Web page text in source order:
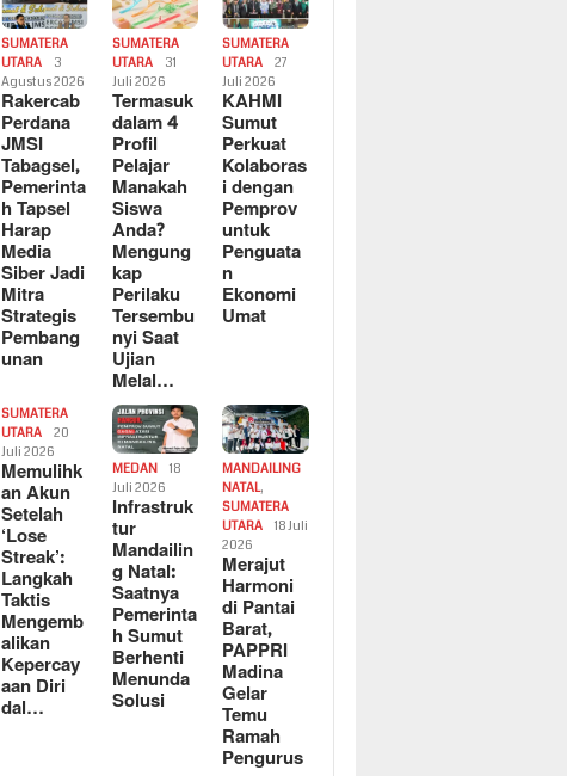
SUMATERA
UTARA
3
Agustus 2026
Rakercab
Perdana
JMSI
Tabagsel,
Pemerinta
h Tapsel
Harap
Media
Siber Jadi
Mitra
Strategis
Pembang
unan
SUMATERA
UTARA
31
Juli 2026
Termasuk
dalam 4
Profil
Pelajar
Manakah
Siswa
Anda?
Mengung
kap
Perilaku
Tersembu
nyi Saat
Ujian
Melal…
SUMATERA
UTARA
27
Juli 2026
KAHMI
Sumut
Perkuat
Kolaboras
i dengan
Pemprov
untuk
Penguata
n
Ekonomi
Umat
SUMATERA
UTARA
20
Juli 2026
Memulihk
an Akun
Setelah
‘Lose
Streak’:
Langkah
Taktis
Mengemb
alikan
Kepercay
aan Diri
dal…
MEDAN
18
Juli 2026
Infrastruk
tur
Mandailin
g Natal:
Saatnya
Pemerinta
h Sumut
Berhenti
Menunda
Solusi
MANDAILING
NATAL,
SUMATERA
UTARA
18 Juli
2026
Merajut
Harmoni
di Pantai
Barat,
PAPPRI
Madina
Gelar
Temu
Ramah
Pengurus